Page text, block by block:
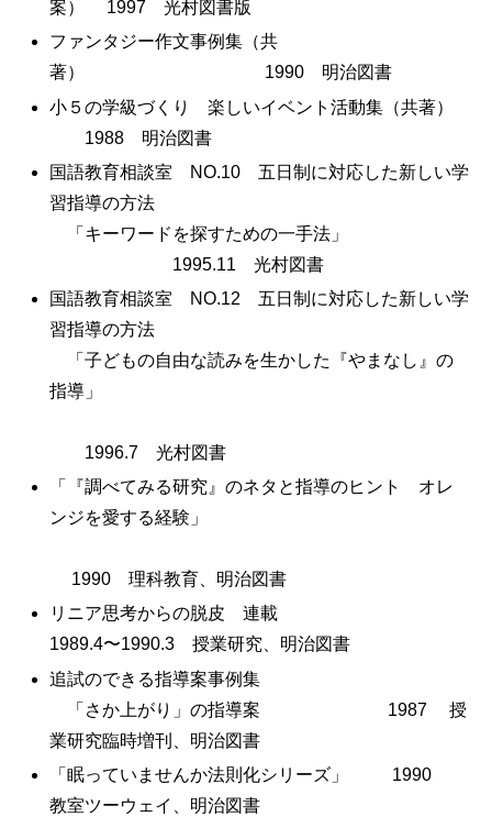
案） 1997 光村図書版
ファンタジー作文事例集（共
著） 1990 明治図書
小５の学級づくり 楽しいイベント活動集（共著）
1988 明治図書
国語教育相談室 NO.10 五日制に対応した新しい学
習指導の方法
「キーワードを探すための一手法」
1995.11 光村図書
国語教育相談室 NO.12 五日制に対応した新しい学
習指導の方法
「子どもの自由な読みを生かした『やまなし』の
指導」
1996.7 光村図書
「『調べてみる研究』のネタと指導のヒント オレ
ンジを愛する経験」
1990 理科教育、明治図書
リニア思考からの脱皮 連載
1989.4〜1990.3 授業研究、明治図書
追試のできる指導案事例集
「さか上がり」の指導案 1987 授
業研究臨時増刊、明治図書
「眠っていませんか法則化シリーズ」 1990
教室ツーウェイ、明治図書